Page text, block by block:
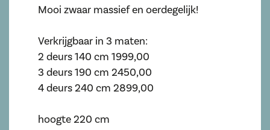
Mooi zwaar massief en oerdegelijk!
Verkrijgbaar in 3 maten:
2 deurs 140 cm 1999,00
3 deurs 190 cm 2450,00
4 deurs 240 cm 2899,00
hoogte 220 cm